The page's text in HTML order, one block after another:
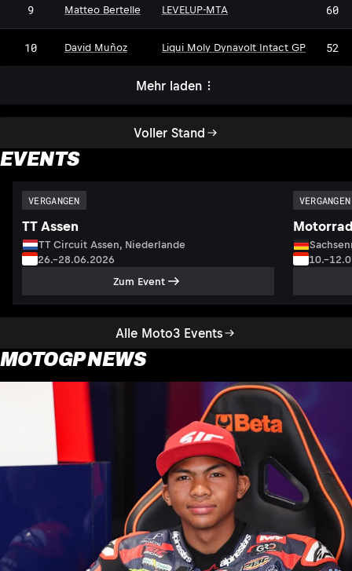
Voller Stand
9 Matteo Bertelle LEVELUP-MTA 60
10 David Muñoz Liqui Moly Dynavolt Intact GP 52
Mehr laden
EVENTS
Alle Moto3 Events
VERGANGEN
TT Assen
TT Circuit Assen, Niederlande
26.–28.06.2026
Zum Event
VERGANGEN
MOTOGP NEWS